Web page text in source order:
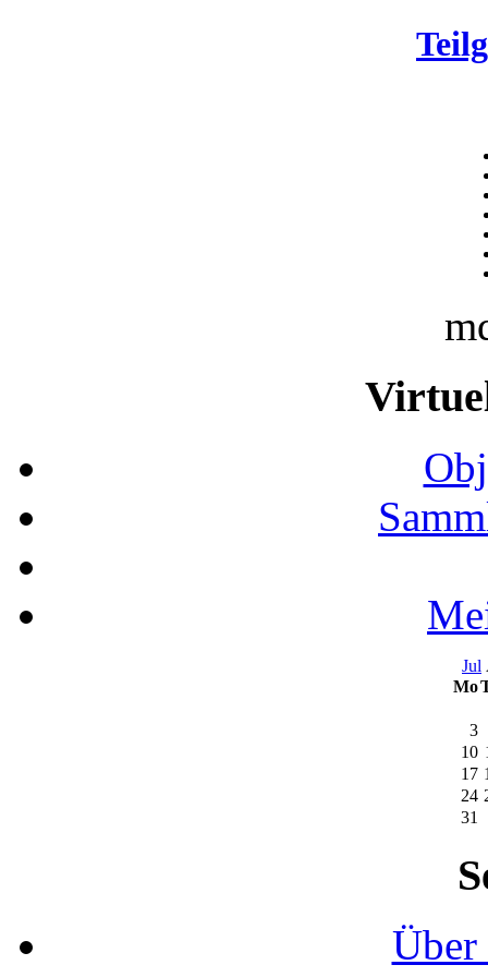
Jul
Mo
3
10
17
24
31